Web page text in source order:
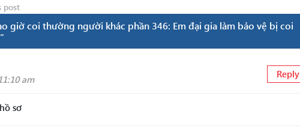
post
giờ coi thường người khác phần 346: Em đại gia làm bảo vệ bị coi
am
Reply
sơ